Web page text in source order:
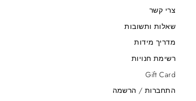
צרי קשר
שאלות ותשובות
מדריך מידות
רשימת חנויות
Gift Card
התחברות / הרשמה